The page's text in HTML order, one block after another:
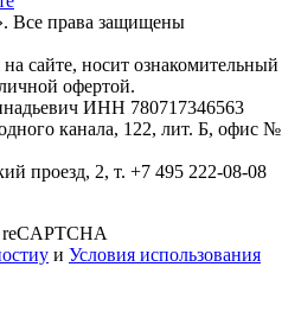
Все права защищены
сайте, носит ознакомительный
офертой.
ИНН 780717346563
канала, 122, лит. Б, офис №
проезд, 2, т. +7 495 222-08-08
и Условия использования